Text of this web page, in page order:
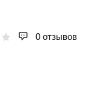
0 отзывов